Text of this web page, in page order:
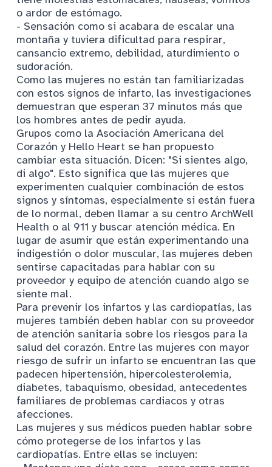
o ardor de estómago.
- Sensación como si acabara de escalar una
montaña y tuviera dificultad para respirar,
cansancio extremo, debilidad, aturdimiento o
sudoración.
Como las mujeres no están tan familiarizadas
con estos signos de infarto, las investigaciones
demuestran que esperan 37 minutos más que
los hombres antes de pedir ayuda.
Grupos como la Asociación Americana del
Corazón y Hello Heart se han propuesto
cambiar esta situación. Dicen: "Si sientes algo,
di algo". Esto significa que las mujeres que
experimenten cualquier combinación de estos
signos y síntomas, especialmente si están fuera
de lo normal, deben llamar a su centro ArchWell
Health o al 911 y buscar atención médica. En
lugar de asumir que están experimentando una
indigestión o dolor muscular, las mujeres deben
sentirse capacitadas para hablar con su
proveedor y equipo de atención cuando algo se
siente mal.
Para prevenir los infartos y las cardiopatías, las
mujeres también deben hablar con su proveedor
de atención sanitaria sobre los riesgos para la
salud del corazón. Entre las mujeres con mayor
riesgo de sufrir un infarto se encuentran las que
padecen hipertensión, hipercolesterolemia,
diabetes, tabaquismo, obesidad, antecedentes
familiares de problemas cardiacos y otras
afecciones.
Las mujeres y sus médicos pueden hablar sobre
cómo protegerse de los infartos y las
cardiopatías. Entre ellas se incluyen: